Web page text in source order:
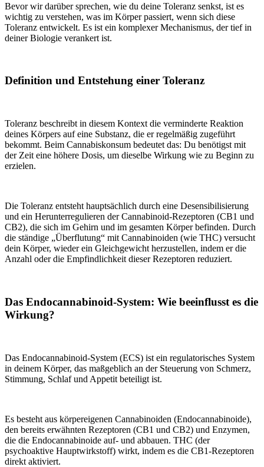
Bevor wir darüber sprechen, wie du deine Toleranz senkst, ist es
wichtig zu verstehen, was im Körper passiert, wenn sich diese
Toleranz entwickelt. Es ist ein komplexer Mechanismus, der tief in
deiner Biologie verankert ist.
Definition und Entstehung einer Toleranz
Toleranz beschreibt in diesem Kontext die verminderte Reaktion
deines Körpers auf eine Substanz, die er regelmäßig zugeführt
bekommt. Beim Cannabiskonsum bedeutet das: Du benötigst mit
der Zeit eine höhere Dosis, um dieselbe Wirkung wie zu Beginn zu
erzielen.
Die Toleranz entsteht hauptsächlich durch eine Desensibilisierung
und ein Herunterregulieren der Cannabinoid-Rezeptoren (CB1 und
CB2), die sich im Gehirn und im gesamten Körper befinden. Durch
die ständige „Überflutung“ mit Cannabinoiden (wie THC) versucht
dein Körper, wieder ein Gleichgewicht herzustellen, indem er die
Anzahl oder die Empfindlichkeit dieser Rezeptoren reduziert.
Das Endocannabinoid-System: Wie beeinflusst es die
Wirkung?
Das Endocannabinoid-System (ECS) ist ein regulatorisches System
in deinem Körper, das maßgeblich an der Steuerung von Schmerz,
Stimmung, Schlaf und Appetit beteiligt ist.
Es besteht aus körpereigenen Cannabinoiden (Endocannabinoide),
den bereits erwähnten Rezeptoren (CB1 und CB2) und Enzymen,
die die Endocannabinoide auf- und abbauen. THC (der
psychoaktive Hauptwirkstoff) wirkt, indem es die CB1-Rezeptoren
direkt aktiviert.